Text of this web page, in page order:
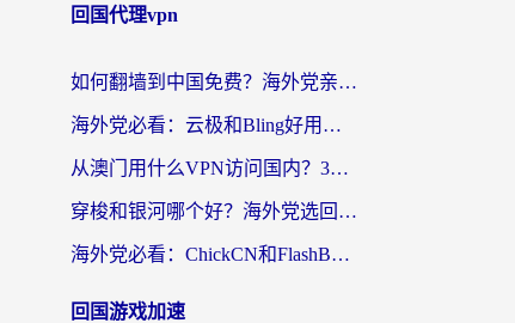
回国代理vpn
如何翻墙到中国免费？海外党亲测：从踩坑到选对加速器的全攻略
海外党必看：云极和Bling好用吗？3分钟教你选对回国加速器
从澳门用什么VPN访问国内？3个实用标准帮你避开坑，无缝刷剧听歌
穿梭和银河哪个好？海外党选回国加速器的避坑指南，附番茄加速器实测体验
海外党必看：ChickCN和FlashBack好用吗？3招教你选对回国加速器（附云极、HomeCN、斧牛vs艾果对比）
回国游戏加速